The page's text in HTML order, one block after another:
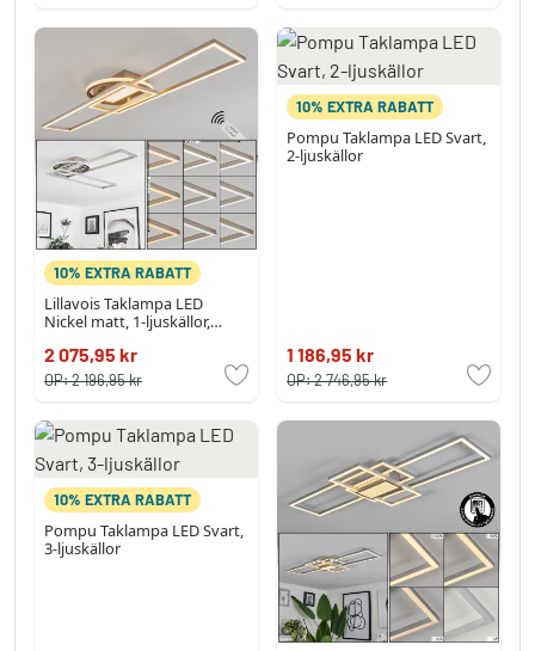
10% EXTRA RABATT
Lillavois Taklampa LED
Nickel matt, 1-ljuskällor,
2 075,95 kr
OP:2 196,95 kr
10% EXTRA RABATT
Pompu Taklampa LED Svart,
2-ljuskällor
1 186,95 kr
OP:2 746,95 kr
10% EXTRA RABATT
Pompu Taklampa LED Svart,
3-ljuskällor